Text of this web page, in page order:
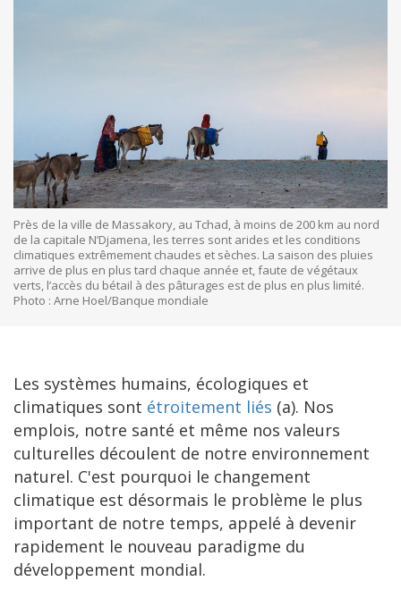
Près de la ville de Massakory, au Tchad, à moins de 200 km au nord
de la capitale N’Djamena, les terres sont arides et les conditions
climatiques extrêmement chaudes et sèches. La saison des pluies
arrive de plus en plus tard chaque année et, faute de végétaux
verts, l’accès du bétail à des pâturages est de plus en plus limité.
Photo : Arne Hoel/Banque mondiale
Les systèmes humains, écologiques et
climatiques sont étroitement liés (a). Nos
emplois, notre santé et même nos valeurs
culturelles découlent de notre environnement
naturel. C'est pourquoi le changement
climatique est désormais le problème le plus
important de notre temps, appelé à devenir
rapidement le nouveau paradigme du
développement mondial.